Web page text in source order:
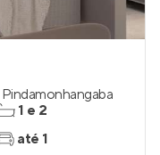
Pindamonhangaba
1 e 2
até 1